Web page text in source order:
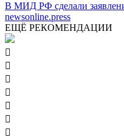
В МИД РФ сделали
newsonline.press
ЕЩЁ РЕКОМЕНДАЦИИ






